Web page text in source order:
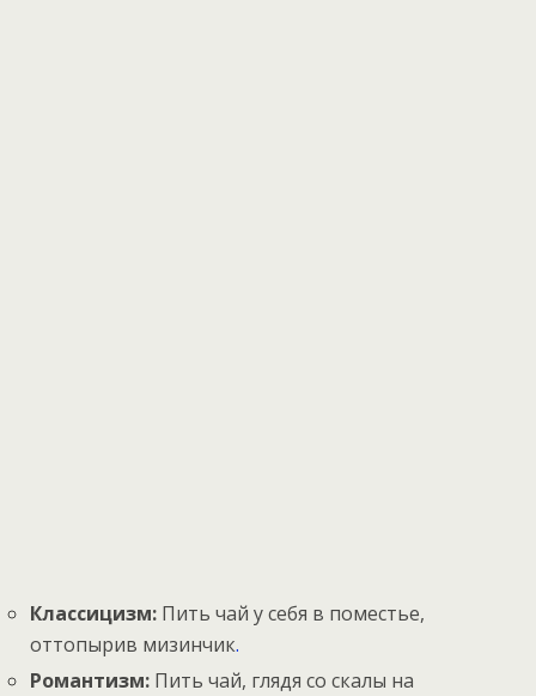
Классицизм: Пить чай у себя в поместье,
оттопырив мизинчик.
Романтизм: Пить чай, глядя со скалы на